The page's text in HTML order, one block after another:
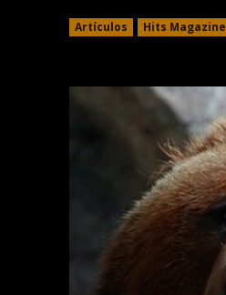
Artículos Hits Magazine